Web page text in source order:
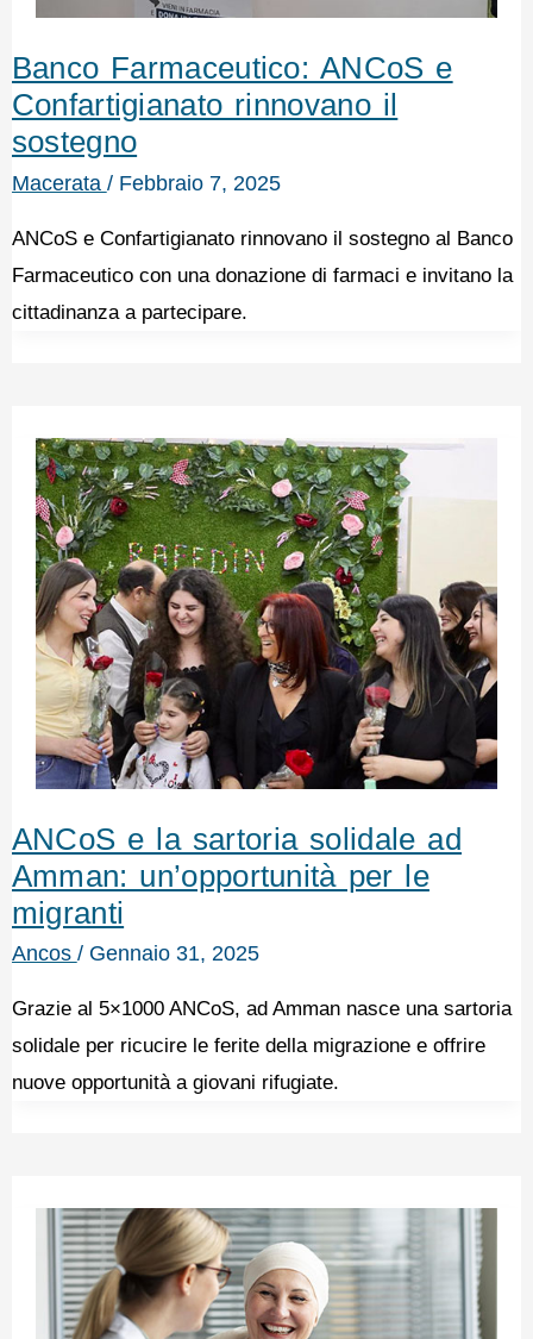
Banco Farmaceutico: ANCoS e
Confartigianato rinnovano il
sostegno
Macerata / Febbraio 7, 2025
ANCoS e Confartigianato rinnovano il sostegno al Banco
Farmaceutico con una donazione di farmaci e invitano la
cittadinanza a partecipare.
ANCoS e la sartoria solidale ad
Amman: un’opportunità per le
migranti
Ancos / Gennaio 31, 2025
Grazie al 5×1000 ANCoS, ad Amman nasce una sartoria
solidale per ricucire le ferite della migrazione e offrire
nuove opportunità a giovani rifugiate.